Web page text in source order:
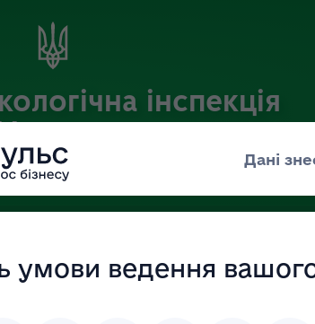
інспекція
екологічної інспекції України
наказу